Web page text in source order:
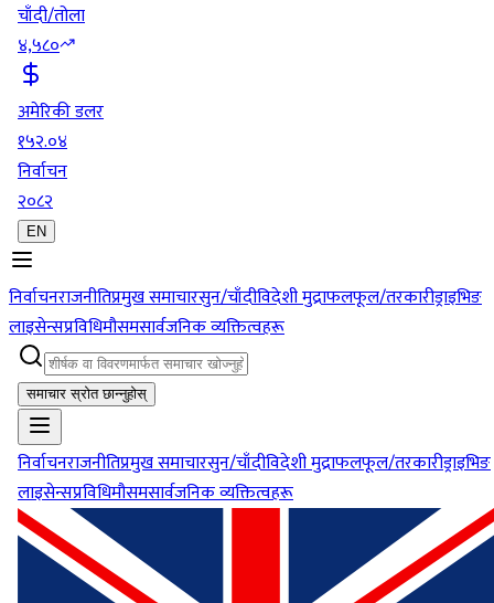
चाँदी/तोला
४,५८०
अमेरिकी डलर
१५२.०४
निर्वाचन
२०८२
EN
निर्वाचनराजनीतिप्रमुख समाचारसुन/चाँदीविदेशी मुद्राफलफूल/तरकारीड्राइभिङ
लाइसेन्सप्रविधिमौसमसार्वजनिक व्यक्तित्वहरू
समाचार स्रोत छान्नुहोस्
निर्वाचनराजनीतिप्रमुख समाचारसुन/चाँदीविदेशी मुद्राफलफूल/तरकारीड्राइभिङ
लाइसेन्सप्रविधिमौसमसार्वजनिक व्यक्तित्वहरू